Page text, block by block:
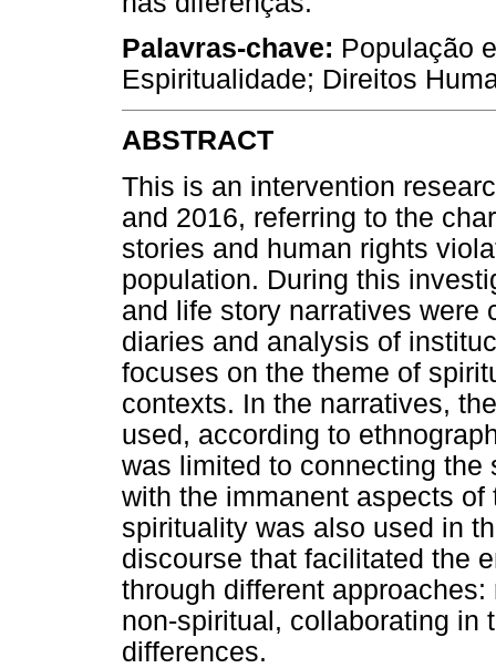
Palavras-chave: População
Espiritualidade; Direitos
ABSTRACT
This is an intervention
and 2016, referring to the
stories and human rights
population. During this
and life story narratives were
diaries and analysis of
focuses on the theme of
contexts. In the narratives,
used, according to
was limited to connecting the
with the immanent aspects
spirituality was also used in
discourse that facilitated the
through different
non-spiritual, collaborating in
differences.